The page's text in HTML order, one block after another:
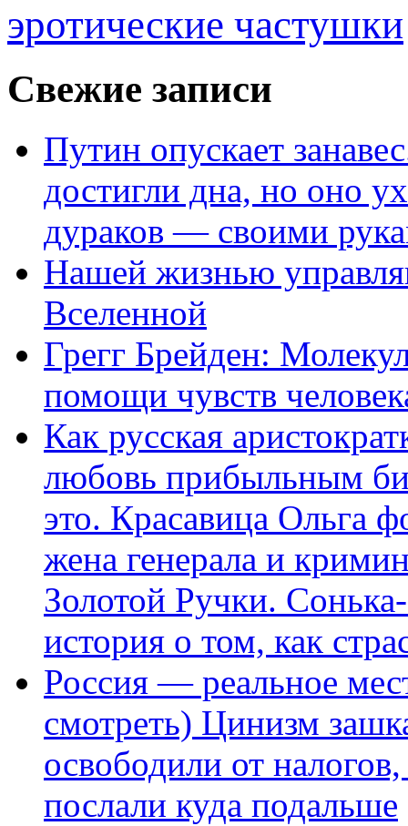
эротические частушки
Свежие записи
Путин опускает
достигли дна, но оно
дураков — своими
Нашей жизнью
Вселенной
Грегг Брейден:
помощи чувств
Как русская
любовь прибыльным
это. Красавица Ольга
жена генерала и
Золотой Ручки.
история о том, как
Россия — реальное
смотреть) Цинизм
освободили от
послали куда подальше